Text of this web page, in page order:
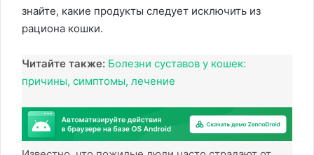
знайте, какие продукты следует исключить из
рациона кошки.
Читайте также: Болезни суставов у кошек:
причины, симптомы, лечение